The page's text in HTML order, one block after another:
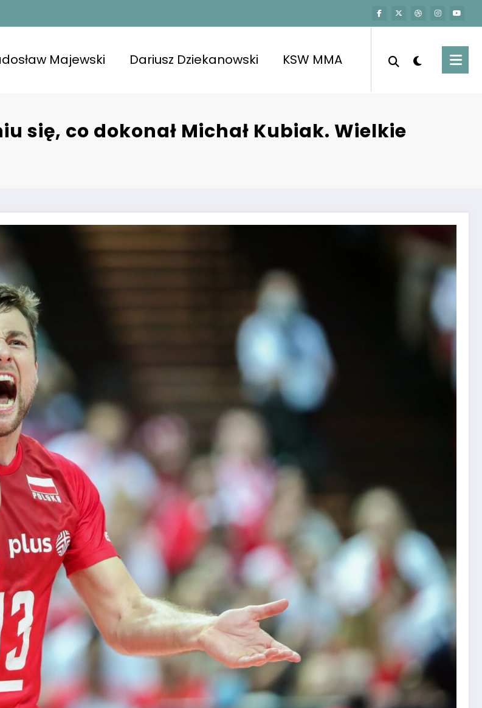
Majewski Dariusz Dziekanowski KSW MMA
się, co dokonał Michał Kubiak. Wielkie